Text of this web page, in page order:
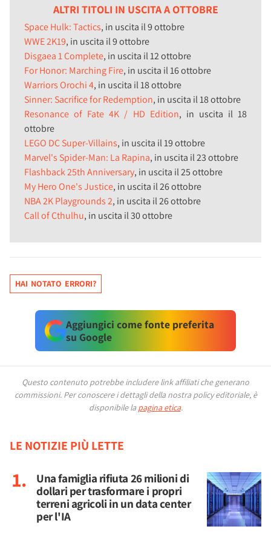
ALTRI TITOLI IN USCITA A OTTOBRE
Space Hulk: Tactics, in uscita il 9 ottobre
WWE 2K19, in uscita il 9 ottobre
Disgaea 1 Complete, in uscita il 12 ottobre
For Honor: Marching Fire, in uscita il 16 ottobre
Warriors Orochi 4, in uscita il 18 ottobre
Sinner: Sacrifice for Redemption, in uscita il 18 ottobre
Resonance of Fate 4K / HD Edition, in uscita il 18
ottobre
LEGO DC Super-Villains, in uscita il 19 ottobre
Marvel's Spider-Man: La Rapina, in uscita il 23 ottobre
Flashback 25th Anniversary, in uscita il 25 ottobre
My Hero One's Justice, in uscita il 26 ottobre
NBA 2K Playgrounds 2, in uscita il 26 ottobre
Call of Cthulhu, in uscita il 30 ottobre
HAI NOTATO ERRORI?
Aggiungici come fonte preferita
su Google
Questo contenuto potrebbe includere link affiliati che generano
commissioni. Per conoscere i dettagli della nostra policy editoriale, è
disponibile la pagina etica.
LE NOTIZIE PIÙ LETTE
Una famiglia rifiuta 26 milioni di
dollari per trasformare i propri
terreni agricoli in un data center
per l'IA